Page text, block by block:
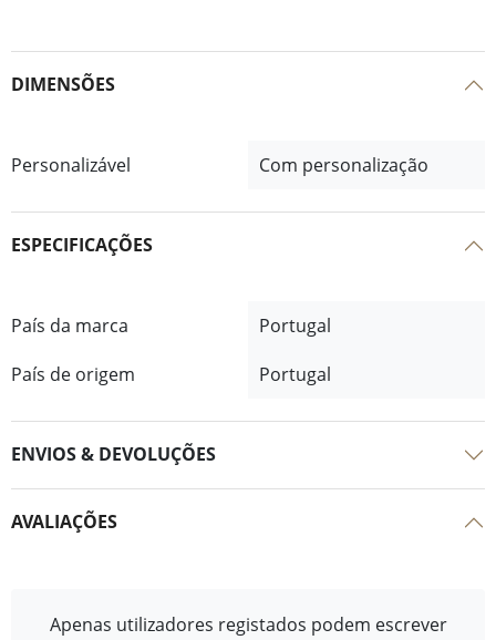
DIMENSÕES
Personalizável Com personalização
ESPECIFICAÇÕES
País da marca
Portugal
País de origem
Portugal
ENVIOS & DEVOLUÇÕES
AVALIAÇÕES
Apenas utilizadores registados podem escrever